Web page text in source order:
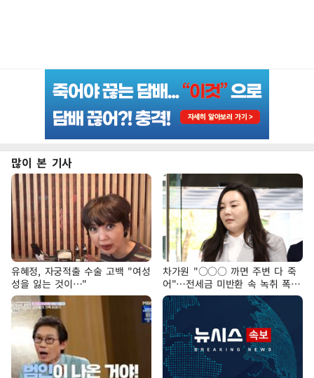
많이 본 기사
유혜정, 자궁적출 수술 고백 "여성
성을 잃는 것이…"
차가원 "○○○ 까면 주변 다 죽
어"…전세금 미반환 속 녹취 폭로
파장